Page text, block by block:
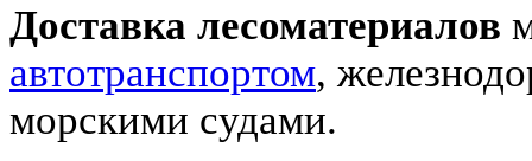
Доставка лесоматериалов
автотранспортом,
морскими судами.